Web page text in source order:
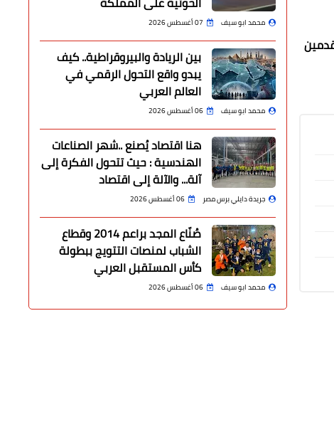
محمد ابو سيف 07 أغسطس 2026
بين الريادة والبيروقراطية.. كيف
يبدو واقع التحول الرقمي في
العالم العربي
محمد ابو سيف 06 أغسطس 2026
هنا اقتصاد يُصنع ..شهر الصناعات
الهندسية : حيث تتحول الفكرة إلى
آلة... والآلة إلى اقتصاد
جريدة دايلي برس مصر 06 أغسطس 2026
صُنّاع المجد براعم 2014 وقطاع
الشباب لمنصات التتويج ببطولة
كأس المستقبل العربي
محمد ابو سيف 06 أغسطس 2026